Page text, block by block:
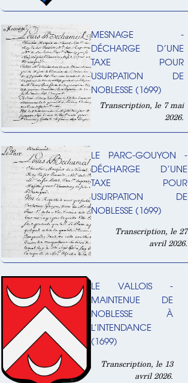
MESNAGE -
DÉCHARGE D’UNE
TAXE POUR
USURPATION DE
NOBLESSE (1699)
Transcription, le 7 mai
2026.
LE PARC-GOUYON -
DÉCHARGE D’UNE
TAXE POUR
USURPATION DE
NOBLESSE (1699)
Transcription, le 27
avril 2026.
LE VALLOIS -
MAINTENUE DE
NOBLESSE À
L’INTENDANCE
(1699)
Transcription, le 13
avril 2026.